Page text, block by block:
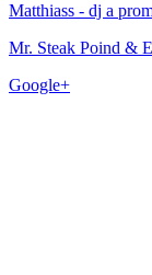
Matthiass - dj a
Mr. Steak Poind &
Google+